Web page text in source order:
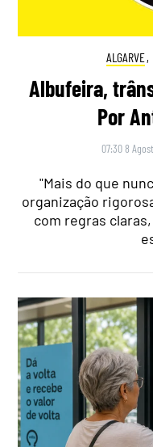
ALGARVE,
Albufeira,
Por
07:30 8
"Mais do que
organização
com regras